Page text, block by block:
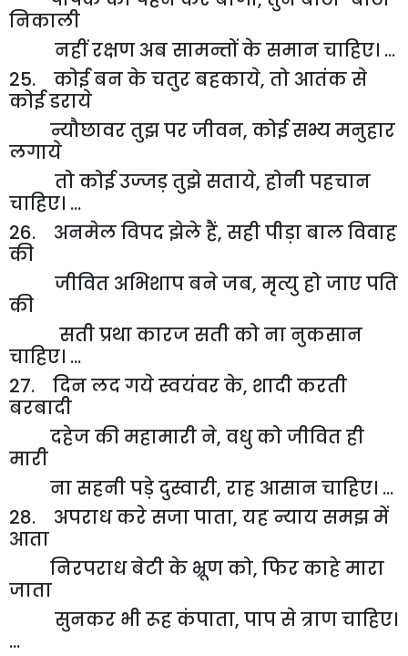
निकाली
नहीं रक्षण अब सामन्तों के समान चाहिए। ...
25. कोई बन के चतुर बहकाये, तो आतंक से
कोई डराये
न्यौछावर तुझ पर जीवन, कोई सभ्य मनुहार
लगाये
तो कोई उज्जड़ तुझे सताये, होनी पहचान
चाहिए। ...
26. अनमेल विपद झेले हैं, सही पीड़ा बाल विवाह
की
जीवित अभिशाप बने जब, मृत्यु हो जाए पति
की
सती प्रथा कारज सती को ना नुकसान
चाहिए। ...
27. दिन लद गये स्वयंवर के, शादी करती
बरबादी
दहेज की महामारी ने, वधु को जीवित ही
मारी
ना सहनी पड़े दुस्वारी, राह आसान चाहिए। ...
28. अपराध करे सजा पाता, यह न्याय समझ में
आता
निरपराध बेटी के भ्रूण को, फिर काहे मारा
जाता
सुनकर भी रूह कंपाता, पाप से त्राण चाहिए।
...